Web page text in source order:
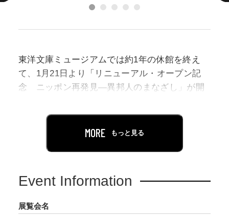
東洋文庫ミュージアムでは約1年の休館を終え
て、1月21日より「リニューアル・オープン記
念 ニッポン再発見—異邦人のまなざし」が開
リニューアル・オープンをかざる本展では、マ
ーン）まで、日本における異文化との接触・交
遷をたどります。日本を訪れた外国人は、日本
なかで日本はどのように記述されてきたのか、
MORE もっと見る
Event Information
展覧会名